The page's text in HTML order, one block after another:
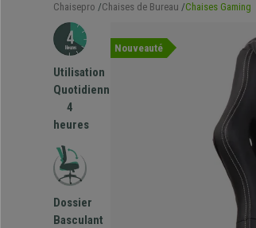
Chaisepro Chaises de Bureau Chaises Gaming
Utilisation
Quotidienne
4
heures
Dossier
Basculant
Nouveauté